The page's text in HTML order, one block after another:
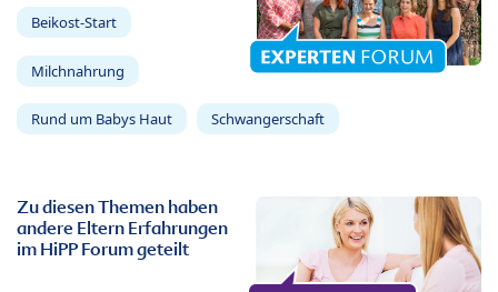
Beikost-Start
Milchnahrung
Rund um Babys Haut Schwangerschaft
Zu diesen Themen haben
andere Eltern Erfahrungen
im HiPP Forum geteilt